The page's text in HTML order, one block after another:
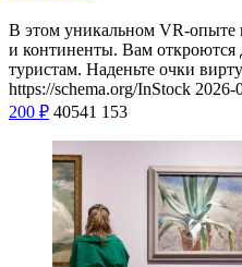
В этом уникальном VR-опыте
и континенты. Вам
туристам. Наденьте очки
https://schema.org/InStock 2026-
200 ₽ 40541 153